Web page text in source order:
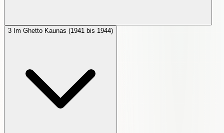
3 Im Ghetto Kaunas (1941 bis 1944)